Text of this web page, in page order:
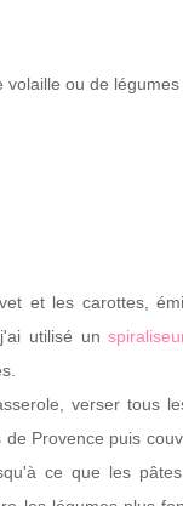
volaille ou de légumes
et les carottes,
j'ai utilisé un
verser tous
de Provence puis
ce que les